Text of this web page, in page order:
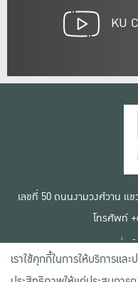
KU
เลขที่ 50 ถนนงามวงศ์วาน แ
โทรศัพท์
เงื่อน
ข้อต
นโยบ
เราใช้คุกกี้ในการให้บริการแล